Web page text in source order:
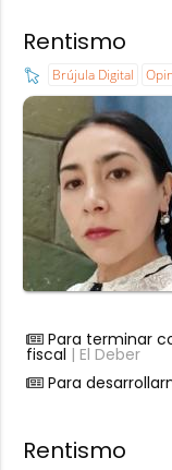
Rentismo
Brújula Digital
Para terminar
fiscal | El Deber
Para
Rentismo